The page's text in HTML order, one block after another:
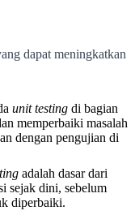
dapat meningkatkan
unit testing di bagian
memperbaiki masalah
dengan pengujian di
adalah dasar dari
sejak dini, sebelum
diperbaiki.